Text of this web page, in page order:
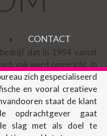
CONTACT
dat in 1994 vanuit
vak werd opgericht. In
zich gespecialiseerd
en vooral creatieve
staat de klant
opdrachtgever gaat
slag met als doel te